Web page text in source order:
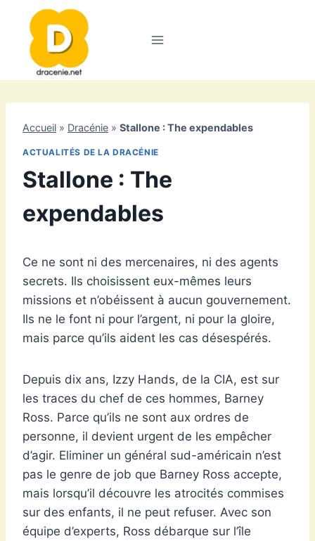
contenu
Accueil » Dracénie » Stallone : The expendables
ACTUALITÉS DE LA DRACÉNIE
Stallone : The
expendables
Ce ne sont ni des mercenaires, ni des agents
secrets. Ils choisissent eux-mêmes leurs
missions et n’obéissent à aucun gouvernement.
Ils ne le font ni pour l’argent, ni pour la gloire,
mais parce qu’ils aident les cas désespérés.
Depuis dix ans, Izzy Hands, de la CIA, est sur
les traces du chef de ces hommes, Barney
Ross. Parce qu’ils ne sont aux ordres de
personne, il devient urgent de les empêcher
d’agir. Eliminer un général sud-américain n’est
pas le genre de job que Barney Ross accepte,
mais lorsqu’il découvre les atrocités commises
sur des enfants, il ne peut refuser. Avec son
équipe d’experts, Ross débarque sur l’île